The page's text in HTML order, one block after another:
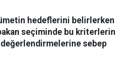
hedeflerini belirlerken
seçiminde bu kriterlerin
değerlendirmelerine sebep